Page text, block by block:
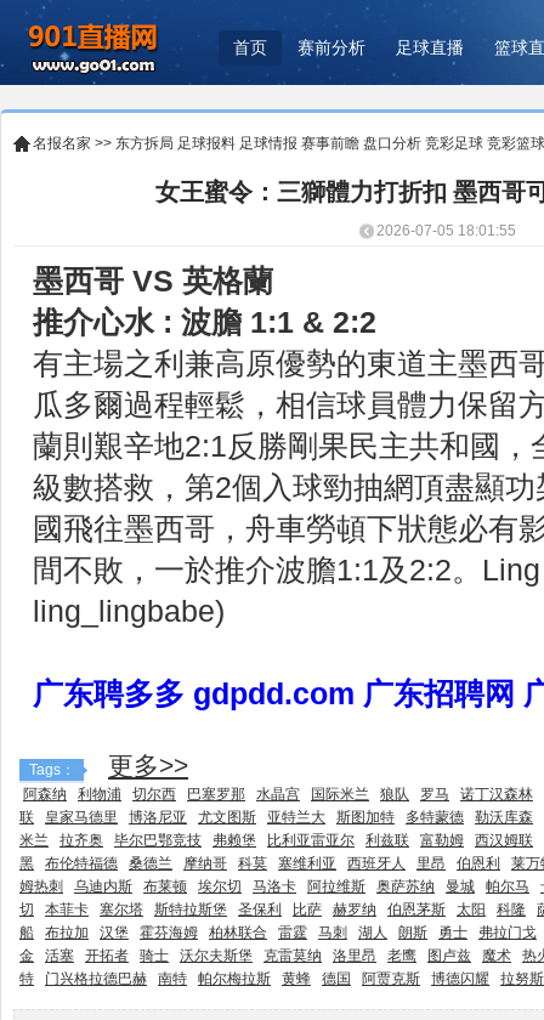
首页 赛前分析 足球直播 篮球
名报名家 >> 东方拆局 足球报料 足球情报 赛事前瞻 盘口分析 竞彩足球 竞彩篮球
女王蜜令：三獅體力打折扣 墨西哥
2026-07-05 18:01:55
墨西哥 VS 英格蘭
推介心水 : 波膽 1:1 & 2:2
有主場之利兼高原優勢的東道主墨西
瓜多爾過程輕鬆，相信球員體力保留
蘭則艱辛地2:1反勝剛果民主共和國，
級數搭救，第2個入球勁抽網頂盡顯
國飛往墨西哥，舟車勞頓下狀態必有
間不敗，一於推介波膽1:1及2:2。
ling_lingbabe)
广东聘多多 gdpdd.com 广东招聘网
Tags： 更多>>
阿森纳 利物浦 切尔西 巴塞罗那 水晶宫 国际米兰 狼队 罗马
诺丁汉森林
联
皇家马德里 博洛尼亚 尤文图斯 亚特兰大 斯图加特 多特蒙德
勒沃库森
米兰
拉齐奥 毕尔巴鄂竞技 弗赖堡 比利亚雷亚尔 利兹联 富勒姆
西汉姆联
黑
布伦特福德 桑德兰 摩纳哥 科莫 塞维利亚 西班牙人 里昂 伯恩利
莱万
姆热刺
乌迪内斯 布莱顿 埃尔切 马洛卡 阿拉维斯 奥萨苏纳 曼城 帕尔马
切
本菲卡 塞尔塔 斯特拉斯堡 圣保利 比萨 赫罗纳 伯恩茅斯 太阳 科隆
船
布拉加 汉堡 霍芬海姆 柏林联合 雷霆 马刺 湖人 朗斯 勇士
弗拉门戈
金
活塞 开拓者 骑士 沃尔夫斯堡 克雷莫纳 洛里昂 老鹰 图卢兹 魔术
热
特
门兴格拉德巴赫 南特 帕尔梅拉斯 黄蜂 德国 阿贾克斯 博德闪耀 拉努斯